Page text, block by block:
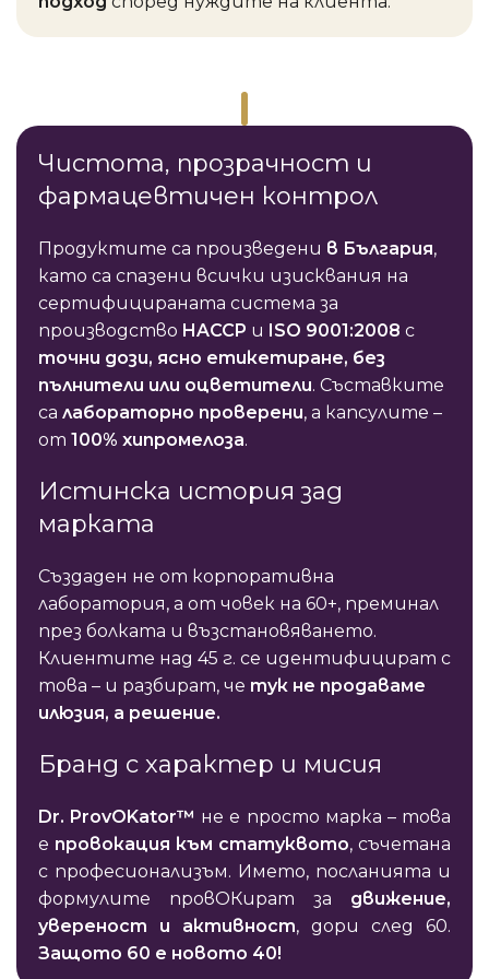
Чистота, прозрачност и
фармацевтичен контрол
Продуктите са произведени в България,
като са спазени всички изисквания на
сертифицираната система за
производство HACCP и ISO 9001:2008 с
точни дози, ясно етикетиране, без
пълнители или оцветители. Съставките
са лабораторно проверени, а капсулите –
от 100% хипромелоза.
Истинска история зад
марката
Създаден не от корпоративна
лаборатория, а от човек на 60+, преминал
през болката и възстановяването.
Клиентите над 45 г. се идентифицират с
това – и разбират, че тук не продаваме
илюзия, а решение.
Бранд с характер и мисия
Dr. ProvOKator™ не е просто марка – това
е провокация към статуквото, съчетана
с професионализъм. Името, посланията и
формулите провОКират за движение,
увереност и активност, дори след 60.
Защото 60 е новото 40!